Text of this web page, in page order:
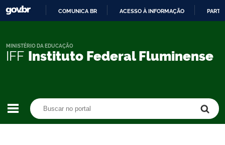
CONTEÚDO
COMUNICA BR ACESSO À INFORMAÇÃO
IFF Instituto Federal Fluminense
MINISTÉRIO DA EDUCAÇÃO